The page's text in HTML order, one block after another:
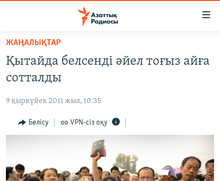
Skip
main
content
to
Navigation
Skip
Search
САЯСАТ
ҚАҢТАР ОҚИҒАСЫ
АДАМ ҚҰҚЫҚТАРЫ
АРНАЙЫ ЖОБАЛАР
ЖАҢАЛЫҚТАР
Қытайда белсенді әйел тоғыз айға
сотталды
9 қыркүйек 2011 жыл, 10:35
Бөлісу VPN-сіз оқу